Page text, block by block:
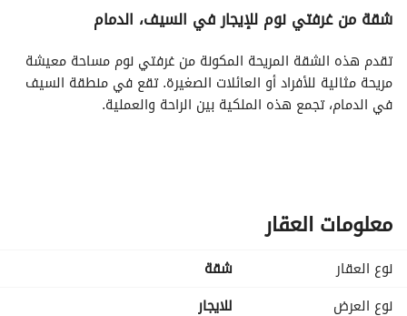
الإعلان الاماكن القريبة
شقة من غرفتي نوم للإيجار في السيف، الدمام
في الدمام، تجمع هذه الملكية بين الراحة والعملية.
- **المساحة:** 126 متر مربع
- **مفروشة:** لا
**الخدمات:**
- الكهرباء
معلومات العقار
نوع العقار
شقة
نوع العرض
للايجار